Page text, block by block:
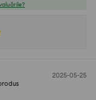
2025-05-25